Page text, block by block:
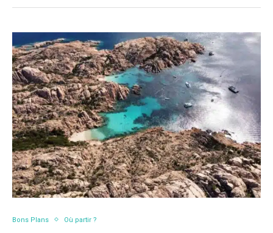
Bons Plans Où partir ?